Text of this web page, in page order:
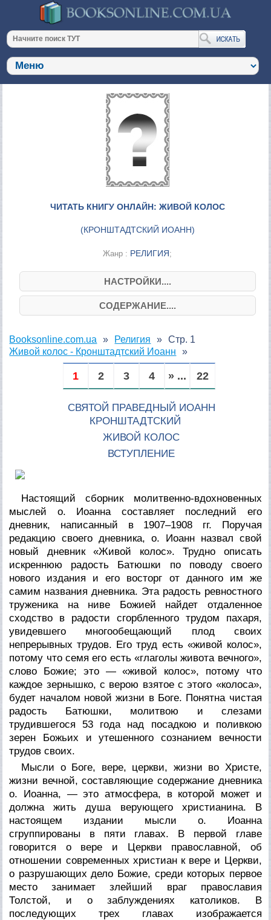
ЧИТАТЬ КНИГУ ОНЛАЙН: ЖИВОЙ КОЛОС
(КРОНШТАДТСКИЙ ИОАНН)
Жанр : РЕЛИГИЯ;
НАСТРОЙКИ....
СОДЕРЖАНИЕ....
Booksonline.com.ua
Религия
Живой колос - Кронштадтский Иоанн
Стр. 1
1 2 3 4 » ... 22
СВЯТОЙ ПРАВЕДНЫЙ ИОАНН
КРОНШТАДТСКИЙ
ЖИВОЙ КОЛОС
ВСТУПЛЕНИЕ
Настоящий сборник молитвенно-вдохновенных
мыслей о. Иоанна составляет последний его
дневник, написанный в 1907–1908 гг. Поручая
редакцию своего дневника, о. Иоанн назвал свой
новый дневник «Живой колос». Трудно описать
искреннюю радость Батюшки по поводу своего
нового издания и его восторг от данного им же
самим названия дневника. Эта радость ревностного
труженика на ниве Божией найдет отдаленное
сходство в радости сгорбленного трудом пахаря,
увидевшего многообещающий плод своих
непрерывных трудов. Его труд есть «живой колос»,
потому что семя его есть «глаголы живота вечного»,
слово Божие; это — «живой колос», потому что
каждое зернышко, с верою взятое с этого «колоса»,
будет началом новой жизни в Боге. Понятна чистая
радость Батюшки, молитвою и слезами
трудившегося 53 года над посадкою и поливкою
зерен Божьих и утешенного сознанием вечности
трудов своих.
Мысли о Боге, вере, церкви, жизни во Христе,
жизни вечной, составляющие содержание дневника
о. Иоанна, — это атмосфера, в которой может и
должна жить душа верующего христианина. В
настоящем издании мысли о. Иоанна
сгруппированы в пяти главах. В первой главе
говорится о вере и Церкви православной, об
отношении современных христиан к вере и Церкви,
о разрушающих дело Божие, среди которых первое
место занимает злейший враг православия
Толстой, и о заблуждениях католиков. В
последующих трех главах изображается